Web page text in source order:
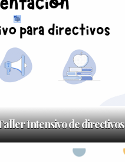
Intensivo de directivos